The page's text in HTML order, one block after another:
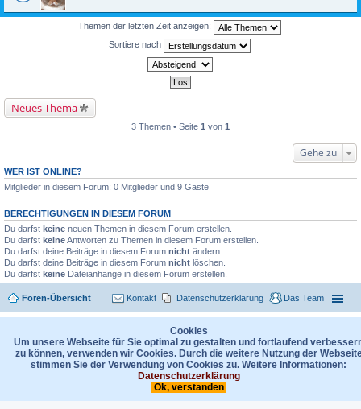
Themen der letzten Zeit anzeigen:
Sortiere nach
Neues Thema
3 Themen • Seite 1 von 1
Gehe zu
WER IST ONLINE?
Mitglieder in diesem Forum: 0 Mitglieder und 9 Gäste
BERECHTIGUNGEN IN DIESEM FORUM
Du darfst keine neuen Themen in diesem Forum erstellen.
Du darfst keineAntworten zu Themen in diesem Forum erstellen.
Du darfst deine Beiträge in diesem Forum nicht ändern.
Du darfst deine Beiträge in diesem Forum nicht löschen.
Du darfst keine Dateianhänge in diesem Forum erstellen.
Cookies
Um unsere Webseite für Sie optimal zu gestalten und fortlaufend
zu können, verwenden wir Cookies. Durch die weitere Nutzung der
stimmen Sie der Verwendung von Cookies zu. Weitere Informationen:
Datenschutzerklärung
Ok, verstanden
Foren-Übersicht Das Team
Datenschutzerklärung
Kontakt
Powered byphpBB® Forum Software © phpBB Limited
Deutsche Übersetzung durch